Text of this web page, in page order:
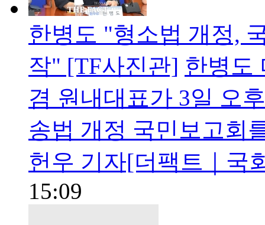
한병도 "형소법 개정,
작" [TF사진관] 한병도
겸 원내대표가 3일 오
송법 개정 국민보고회
헌우 기자[더팩트｜국
15:09